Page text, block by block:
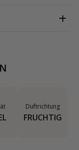
Duftrichtung
FRUCHTIG